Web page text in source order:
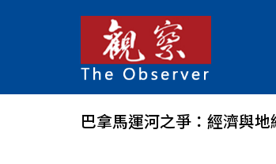
巴拿馬運河之爭：經濟與